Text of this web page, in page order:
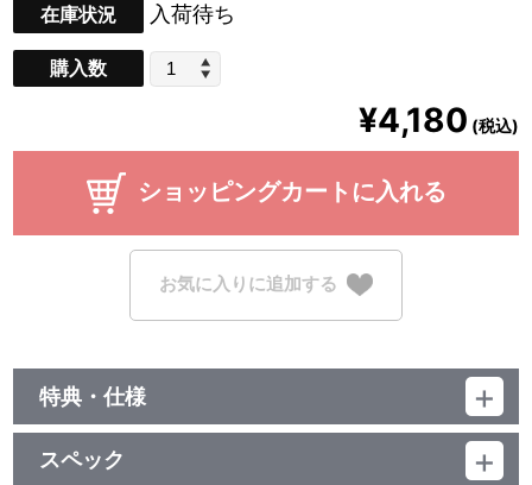
在庫状況 入荷待ち
購入数
¥4,180 (税込)
ショッピングカートに入れる
お気に入りに追加する
特典・仕様
他、仕様
ジャケットは三浦辰夫によるイラストを使用！
スペック